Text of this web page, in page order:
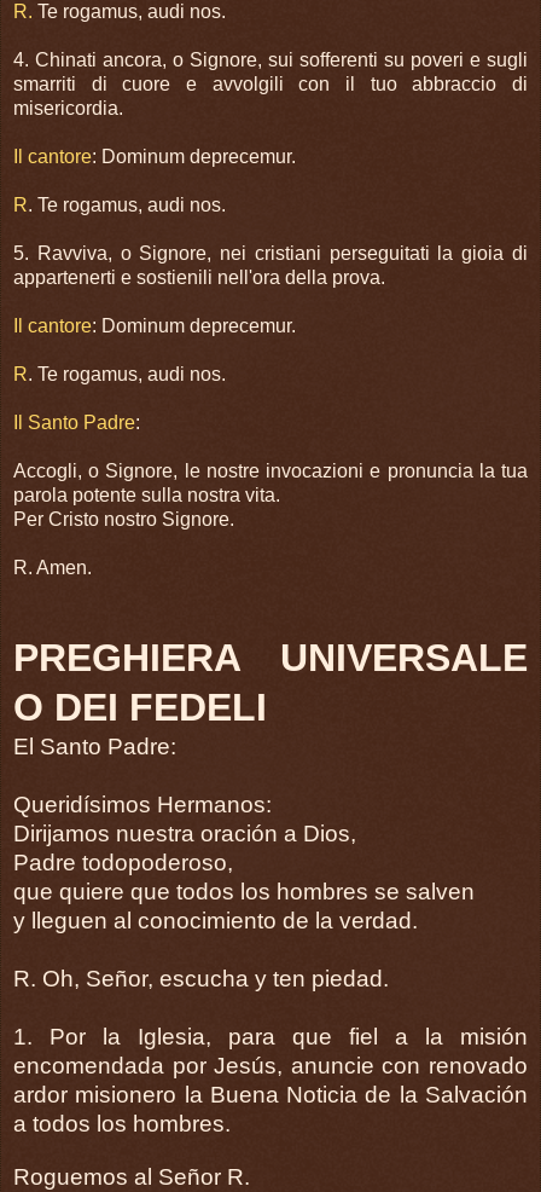
R. Te rogamus, audi nos.
4. Chinati ancora, o Signore, sui sofferenti su poveri e sugli
smarriti di cuore e avvolgili con il tuo abbraccio di
misericordia.
Il cantore: Dominum deprecemur.
R. Te rogamus, audi nos.
5. Ravviva, o Signore, nei cristiani perseguitati la gioia di
appartenerti e sostienili nell'ora della prova.
Il cantore: Dominum deprecemur.
R. Te rogamus, audi nos.
Il Santo Padre:
Accogli, o Signore, le nostre invocazioni e pronuncia la tua
parola potente sulla nostra vita.
Per Cristo nostro Signore.
R. Amen.
PREGHIERA UNIVERSALE
O DEI FEDELI
El Santo Padre:
Queridísimos Hermanos:
Dirijamos nuestra oración a Dios,
Padre todopoderoso,
que quiere que todos los hombres se salven
y lleguen al conocimiento de la verdad.
R. Oh, Señor, escucha y ten piedad.
1. Por la Iglesia, para que fiel a la misión
encomendada por Jesús, anuncie con renovado
ardor misionero la Buena Noticia de la Salvación
a todos los hombres.
Roguemos al Señor R.